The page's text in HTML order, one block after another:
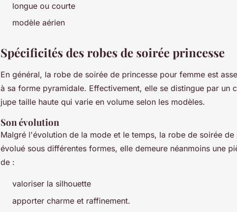
longue ou courte
modèle aérien
Spécificités des robes de soirée princesse
En général, la robe de soirée de princesse pour femme est
à sa forme pyramidale. Effectivement, elle se distingue par un
jupe taille haute qui varie en volume selon les modèles.
Son évolution
Malgré l'évolution de la mode et le temps, la robe de soirée de
évolué sous différentes formes, elle demeure néanmoins une
de :
valoriser la silhouette
apporter charme et raffinement.